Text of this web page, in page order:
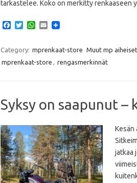
tarkastelee. Koko on merkitty renkaaseen
e
o
T
t
e
W
t
A
E
i
Category: mprenkaat-store Muut mp aiheiset
mprenkaat-store , rengasmerkinnät
Syksy on saapunut –
Kesän
jatkaa